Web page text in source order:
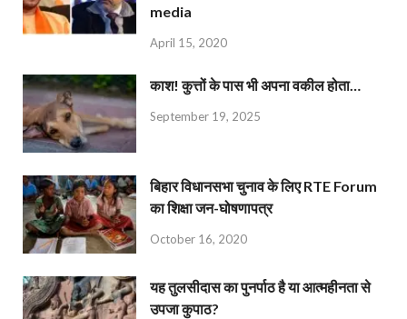
media
April 15, 2020
काश! कुत्तों के पास भी अपना वकील होता…
September 19, 2025
बिहार विधानसभा चुनाव के लिए RTE Forum
का शिक्षा जन-घोषणापत्र
October 16, 2020
यह तुलसीदास का पुनर्पाठ है या आत्महीनता से
उपजा कुपाठ?